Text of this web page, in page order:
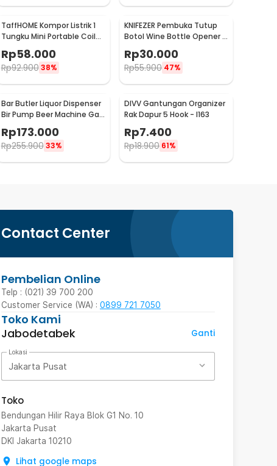
TaffHOME Kompor Listrik 1
Tungku Mini Portable Coil
Hot Plate 500W - C1-1000-
03
Rp58.000
Rp92.900 38%
KNIFEZER Pembuka Tutup
Botol Wine Bottle Opener -
TYK-074B
Rp30.000
Rp55.900 47%
Bar Butler Liquor Dispenser
Bir Pump Beer Machine Gas
Station 900ml - P-36
Rp173.000
Rp255.900 33%
DIVV Gantungan Organizer
Rak Dapur 5 Hook - I163
Rp7.400
Rp18.900 61%
Contact Center
Pembelian Online
Telp : (021) 39 700 200
Customer Service (WA) : 0899 721 7050
Toko Kami
Jabodetabek
Ganti
Lokasi
Jakarta Pusat
Toko
Bendungan Hilir Raya Blok G1 No. 10
Jakarta Pusat
DKI Jakarta 10210
Lihat google maps